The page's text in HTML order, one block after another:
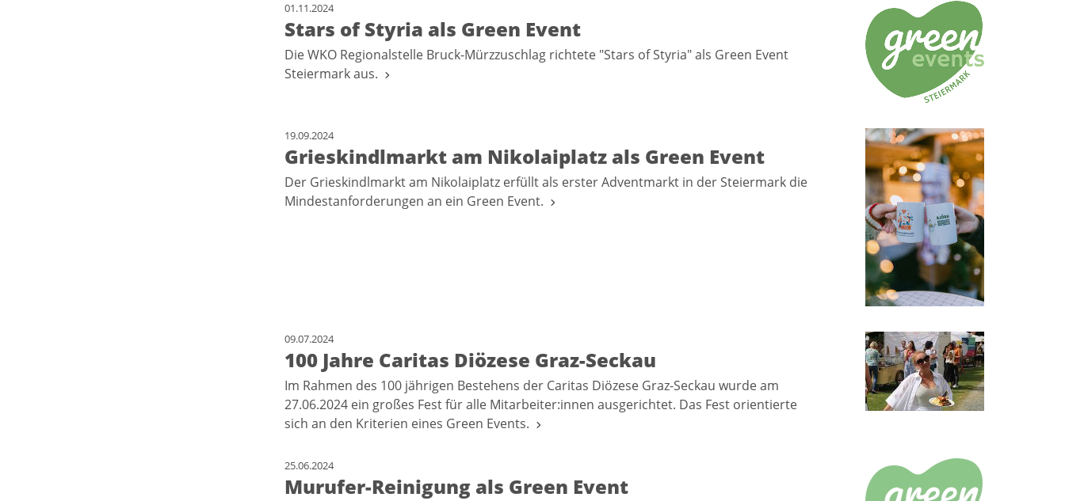
01.11.2024
Stars of Styria als Green Event
Die WKO Regionalstelle Bruck-Mürzzuschlag richtete "Stars of Styria" als Green Event
Steiermark aus.
19.09.2024
Grieskindlmarkt am Nikolaiplatz als Green Event
Der Grieskindlmarkt am Nikolaiplatz erfüllt als erster Adventmarkt in der Steiermark die
Mindestanforderungen an ein Green Event.
09.07.2024
100 Jahre Caritas Diözese Graz-Seckau
Im Rahmen des 100 jährigen Bestehens der Caritas Diözese Graz-Seckau wurde am
27.06.2024 ein großes Fest für alle Mitarbeiter:innen ausgerichtet. Das Fest orientierte
sich an den Kriterien eines Green Events.
25.06.2024
Murufer-Reinigung als Green Event